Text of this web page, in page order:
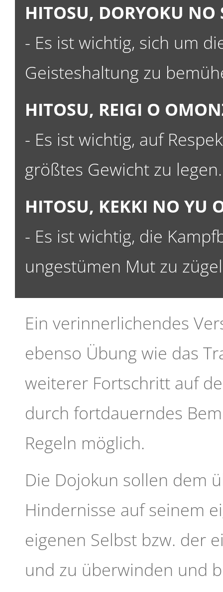
HITOSU, DORYOKU
- Es ist wichtig, sich um
Geisteshaltung zu
HITOSU, REIGI O
- Es ist wichtig, auf
größtes Gewicht zu legen.
HITOSU, KEKKI NO YU
- Es ist wichtig, die
ungestümen Mut zu
Ein verinnerlichendes
ebenso Übung wie das
weiterer Fortschritt auf
durch fortdauerndes
Regeln möglich.
Die Dojokun sollen dem
Hindernisse auf seinem
eigenen Selbst bzw. der
und zu überwinden und